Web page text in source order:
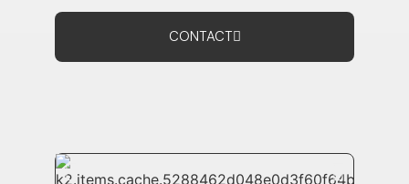
CONTACT